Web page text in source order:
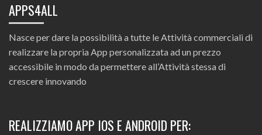
APPS4ALL
Nasce per dare la possibilità a tutte le Attività commerciali di
realizzare la propria App personalizzata ad un prezzo
accessibile in modo da permettere all’Attività stessa di
crescere innovando
REALIZZIAMO APP IOS E ANDROID PER: